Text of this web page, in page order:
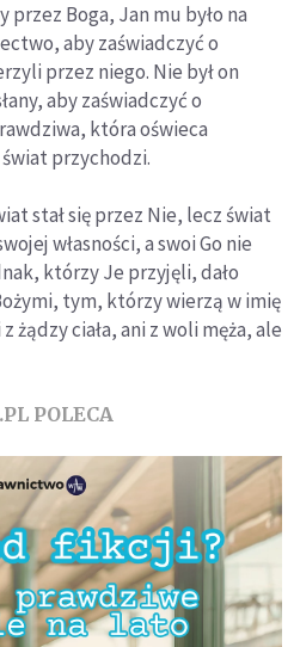
przez Boga, Jan mu było na
aby zaświadczyć o
przez niego. Nie był on
aby zaświadczyć o
która oświeca
przychodzi.
stał się przez Nie, lecz świat
własności, a swoi Go nie
którzy Je przyjęli, dało
tym, którzy wierzą w imię
żądzy ciała, ani z woli męża, ale
POLECA